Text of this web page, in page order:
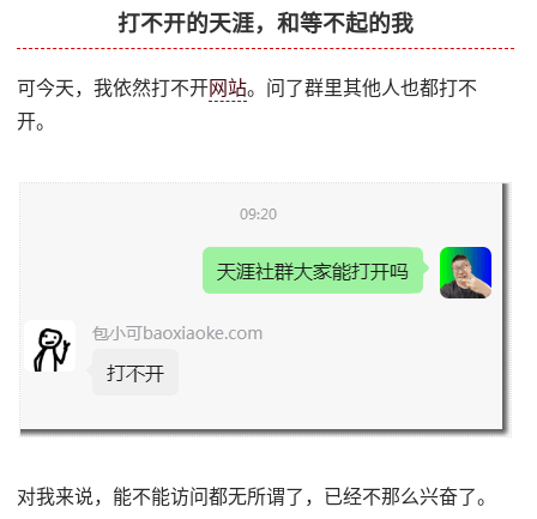
打不开的天涯，和等不起的我
可今天，我依然打不开网站。问了群里其他人也都打不
开。
对我来说，能不能访问都无所谓了，已经不那么兴奋了。